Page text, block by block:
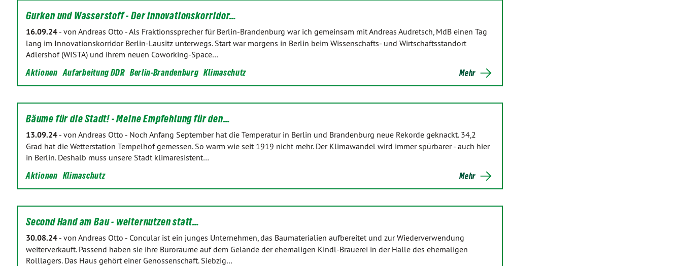
Gurken und Wasserstoff - Der Innovationskorridor…
16.09.24 - von Andreas Otto -Als Fraktionssprecher für Berlin-Brandenburg war ich gemeinsam mit Andreas Audretsch, MdB einen Tag
lang im Innovationskorridor Berlin-Lausitz unterwegs. Start war morgens in Berlin beim Wissenschafts- und Wirtschaftsstandort
Adlershof (WISTA) und ihrem neuen Coworking-Space…
Aktionen Aufarbeitung DDR Berlin-Brandenburg Klimaschutz Mehr
Bäume für die Stadt! - Meine Empfehlung für den…
13.09.24 - von Andreas Otto - Noch Anfang September hat die Temperatur in Berlin und Brandenburg neue Rekorde geknackt. 34,2
Grad hat die Wetterstation Tempelhof gemessen. So warm wie seit 1919 nicht mehr. Der Klimawandel wird immer spürbarer - auch hier
in Berlin. Deshalb muss unsere Stadt klimaresistent…
Aktionen Klimaschutz Mehr
Second Hand am Bau - weiternutzen statt…
30.08.24 - von Andreas Otto - Concular ist ein junges Unternehmen, das Baumaterialien aufbereitet und zur Wiederverwendung
weiterverkauft. Passend haben sie ihre Büroräume auf dem Gelände der ehemaligen Kindl-Brauerei in der Halle des ehemaligen
Rolllagers. Das Haus gehört einer Genossenschaft. Siebzig…